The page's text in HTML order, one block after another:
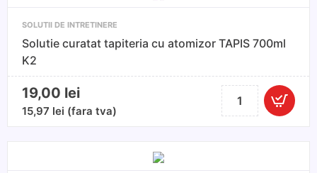
SOLUTII DE INTRETINERE
Solutie curatat tapiteria cu atomizor TAPIS 700ml
K2
19,00 lei
15,97 lei (fara tva)
Cantitate
Solutie